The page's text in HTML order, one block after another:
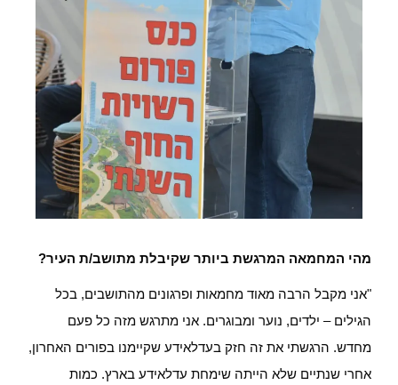
מהי המחמאה המרגשת ביותר שקיבלת מתושב/ת העיר?
"אני מקבל הרבה מאוד מחמאות ופרגונים מהתושבים, בכל
הגילים – ילדים, נוער ומבוגרים. אני מתרגש מזה כל פעם
מחדש. הרגשתי את זה חזק בעדלאידע שקיימנו בפורים האחרון,
אחרי שנתיים שלא הייתה שימחת עדלאידע בארץ. כמות